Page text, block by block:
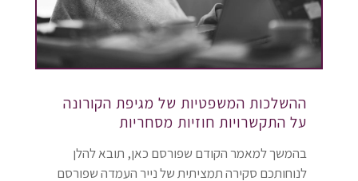
ההשלכות המשפטיות של מגיפת הקורונה
על התקשרויות חוזיות מסחריות
בהמשך למאמר הקודם שפורסם כאן, תובא להלן
לנוחותכם סקירה תמציתית של נייר העמדה שפורסם